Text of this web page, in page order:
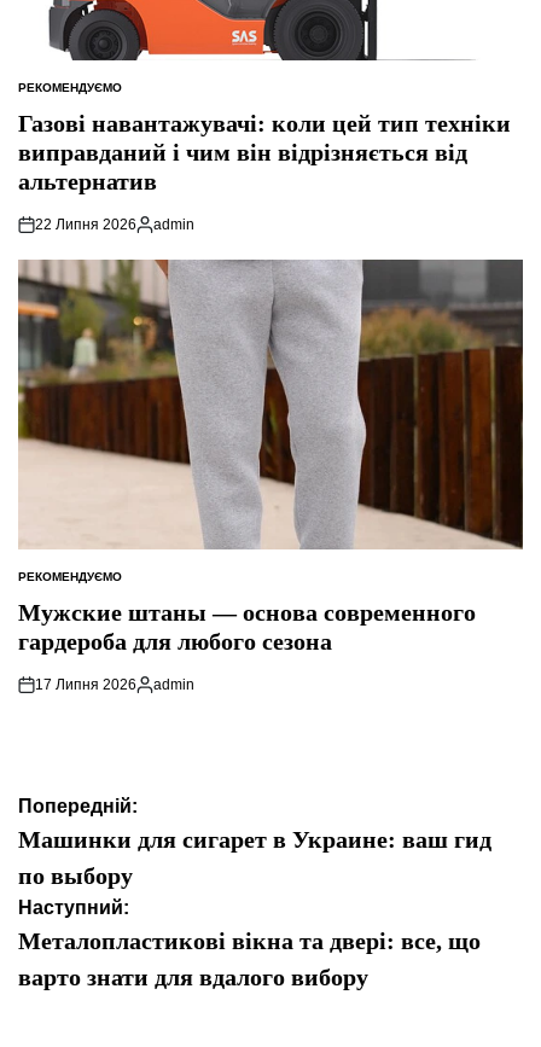
ОПУБЛІКУВАТИ
РЕКОМЕНДУЄМО
Газові навантажувачі: коли цей тип техніки
виправданий і чим він відрізняється від
альтернатив
22 Липня 2026
Опубліковано
admin
ОПУБЛІКУВАТИ
РЕКОМЕНДУЄМО
Мужские штаны — основа современного
гардероба для любого сезона
17 Липня 2026
Опубліковано
admin
Навігація
записів
Попередній:
Машинки для сигарет в Украине: ваш гид
по выбору
Наступний:
Металопластикові вікна та двері: все, що
варто знати для вдалого вибору